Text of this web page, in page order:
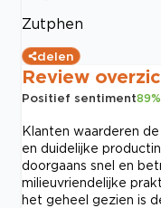
Zutphen
delen
Review
Positief sentiment89%
Klanten waarderen
en duidelijke
doorgaans snel en
milieuvriendelijke
het geheel gezien is